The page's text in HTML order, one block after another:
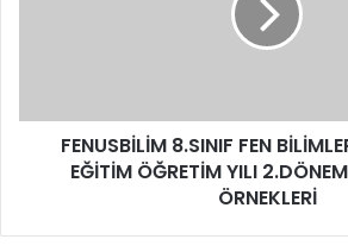
FENUSBİLİM 8.SINIF FEN
EĞİTİM ÖĞRETİM YILI
ÖRNEKLERİ